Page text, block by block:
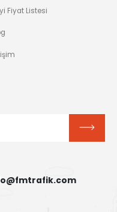
Fiyat Listesi